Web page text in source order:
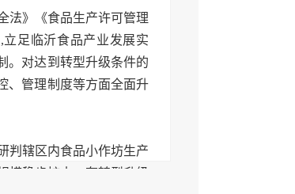
法》《食品生产许可管理
足临沂食品产业发展实
。对达到转型升级条件的
、管理制度等方面全面升
判辖区内食品小作坊生产
模稳步扩大、有转型升级